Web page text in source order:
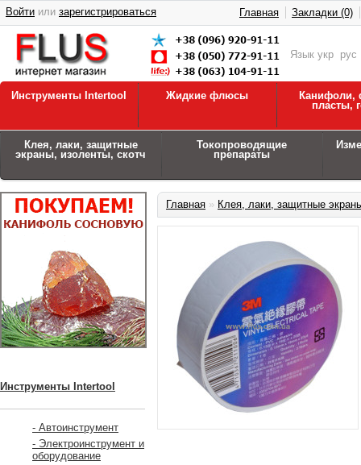
Язык укр рус
Войти или зарегистрироваться Главная Закладки (0)
Инструменты Intertool Жидкие флюсы
Канифоли,
пласты,
Клея, лаки, защитные
экраны, изоленты, скотч
Токопроводящие
препараты
Инструменты Intertool
- Автоинструмент
- Электроинструмент и
оборудование
Главная » Клея, лаки, защитные